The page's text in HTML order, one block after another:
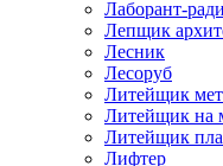
Лаборант-
Лепщик
Лесник
Лесоруб
Литейщик
Литейщик на
Литейщик
Лифтер